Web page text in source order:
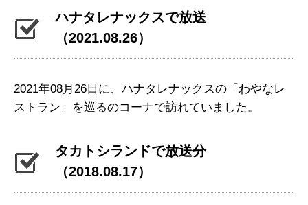
ハナタレナックスで放送
（2021.08.26）
2021年08月26日に、ハナタレナックスの「わやなレ
ストラン」を巡るのコーナで訪れていました。
タカトシランドで放送分
（2018.08.17）